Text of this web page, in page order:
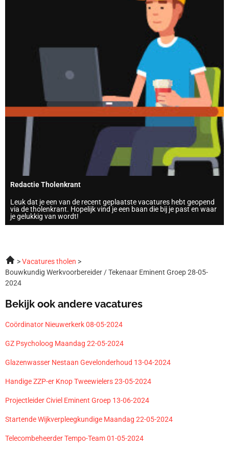
Redactie Tholenkrant
Leuk dat je een van de recent geplaatste vacatures hebt geopend
via de tholenkrant. Hopelijk vind je een baan die bij je past en waar
je gelukkig van wordt!
Vacatures tholen
Bouwkundig Werkvoorbereider / Tekenaar Eminent Groep 28-05-
2024
Bekijk ook andere vacatures
Coördinator Nieuwerkerk 08-05-2024
GZ Psycholoog Maandag 22-05-2024
Glazenwasser Nestaan Gevelonderhoud 13-04-2024
Handige ZZP-er Knop Tweewielers 23-05-2024
Projectleider Civiel Eminent Groep 13-06-2024
Startende Wijkverpleegkundige Maandag 22-05-2024
Telecombeheerder Tempo-Team 01-05-2024